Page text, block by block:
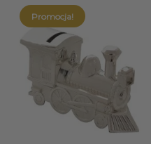
Promocja!